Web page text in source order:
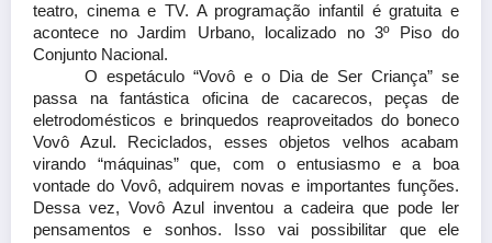
teatro, cinema e TV. A programação infantil é gratuita e
acontece noJardim Urbano, localizado no 3º Piso do
Conjunto Nacional.
O espetáculo “Vovô e o Dia de Ser Criança” se
passa na fantástica oficina de cacarecos, peças de
eletrodomésticos e brinquedos reaproveitados do boneco
Vovô Azul. Reciclados, esses objetos velhos acabam
virando “máquinas” que, com o entusiasmo e a boa
vontade do Vovô, adquirem novas e importantes funções.
Dessa vez, Vovô Azul inventou a cadeira que pode ler
pensamentos e sonhos. Isso vai possibilitar que ele